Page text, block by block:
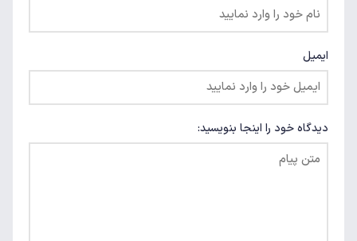
ایمیل
دیدگاه خود را اینجا بنویسید: